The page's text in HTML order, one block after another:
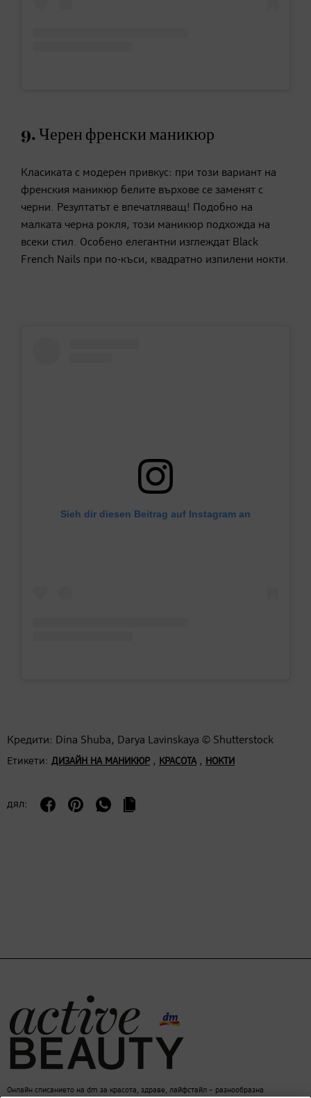
9. Черен френски маникюр
Класиката с модерен привкус: при този вариант на
френския маникюр белите върхове се заменят с
черни. Резултатът е впечатляващ! Подобно на
малката черна рокля, този маникюр подхожда на
всеки стил. Особено елегантни изглеждат Black
French Nails при по-къси, квадратно изпилени нокти.
Sieh dir diesen Beitrag auf Instagram an
Кредити: Dina Shuba, Darya Lavinskaya © Shutterstock
Етикети: ДИЗАЙН НА МАНИКЮР , КРАСОТА, НОКТИ
дял:
Онлайн списанието на dm за красота, здраве, лайфстайл – разнообразна